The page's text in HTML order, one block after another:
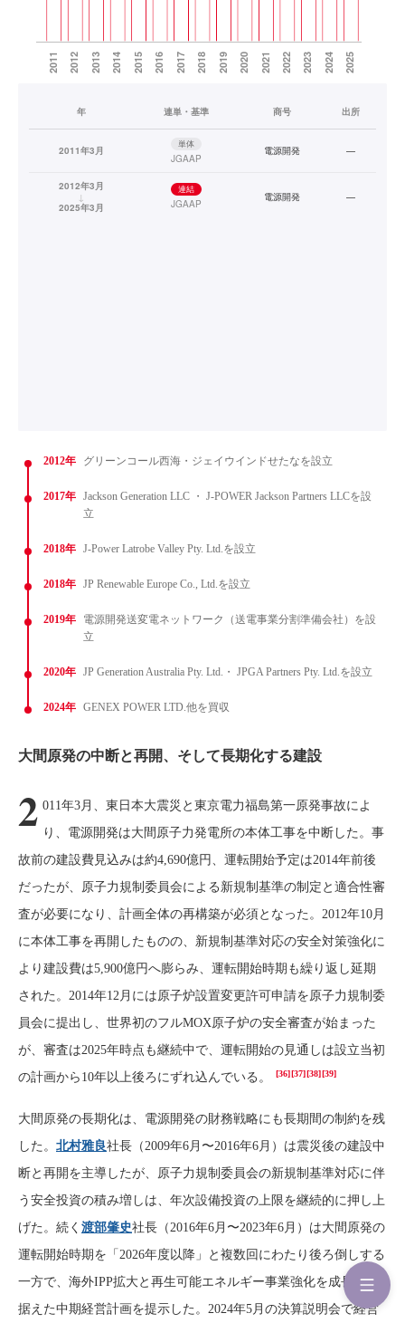
年 連単・基準 商号 出所
2011年3月
単体
JGAAP
電源開発 —
2012年3月
↓
2025年3月
連結
JGAAP
電源開発 —
2012年 グリーンコール西海・ジェイウインドせたなを設立
2017年 Jackson Generation LLC ・ J-POWER Jackson Partners LLCを設
立
2018年 J-Power Latrobe Valley Pty. Ltd.を設立
2018年 JP Renewable Europe Co., Ltd.を設立
2019年
電源開発送変電ネットワーク（送電事業分割準備会社）を設
立
2020年 JP Generation Australia Pty. Ltd.・ JPGA Partners Pty. Ltd.を設立
2024年 GENEX POWER LTD.他を買収
大間原発の中断と再開、そして長期化する建設
2 011年3月、東日本大震災と東京電力福島第一原発事故によ
り、電源開発は大間原子力発電所の本体工事を中断した。事
故前の建設費見込みは約4,690億円、運転開始予定は2014年前後
だったが、原子力規制委員会による新規制基準の制定と適合性審
査が必要になり、計画全体の再構築が必須となった。2012年10月
に本体工事を再開したものの、新規制基準対応の安全対策強化に
より建設費は5,900億円へ膨らみ、運転開始時期も繰り返し延期
された。2014年12月には原子炉設置変更許可申請を原子力規制委
員会に提出し、世界初のフルMOX原子炉の安全審査が始まった
が、審査は2025年時点も継続中で、運転開始の見通しは設立当初
の計画から10年以上後ろにずれ込んでいる。
[36][37][38][39]
大間原発の長期化は、電源開発の財務戦略にも長期間の制約を残
した。 北村雅良社長（2009年6月〜2016年6月）は震災後の建設中
断と再開を主導したが、原子力規制委員会の新規制基準対応に伴
う安全投資の積み増しは、年次設備投資の上限を継続的に押し上
げた。続く 渡部肇史社長（2016年6月〜2023年6月）は大間原発の
運転開始時期を「2026年度以降」と複数回にわたり後ろ倒しする
一方で、海外IPP拡大と再生可能エネルギー事業強化を成長軸に
据えた中期経営計画を提示した。2024年5月の決算説明会で経営